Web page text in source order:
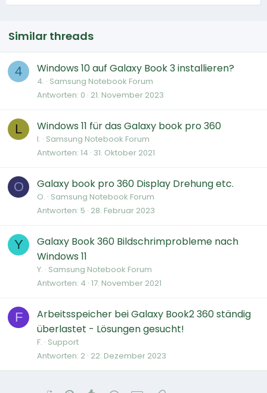
Similar threads
4 Windows 10 auf Galaxy Book 3 installieren?
4. Samsung Notebook Forum
Antworten 0 21. November 2023
L Windows 11 für das Galaxy book pro 360
l. Samsung Notebook Forum
Antworten 14 31. Oktober 2021
O Galaxy book pro 360 Display Drehung etc.
O. Samsung Notebook Forum
Antworten 5 28. Februar 2023
Y
Galaxy Book 360 Bildschrimprobleme nach
Windows 11
Y. Samsung Notebook Forum
Antworten 4 17. November 2021
F
Arbeitsspeicher bei Galaxy Book2 360 ständig
überlastet - Lösungen gesucht!
F. Support
Antworten 2 22. Dezember 2023